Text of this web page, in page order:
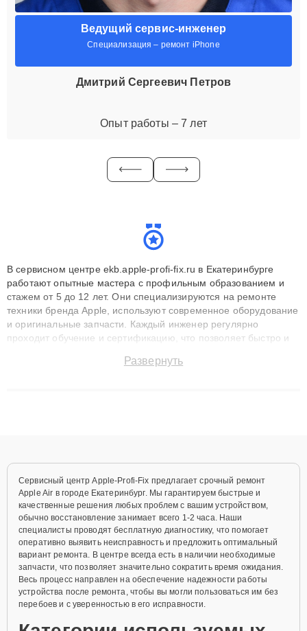
Ведущий сервис-инженер
Специализация – ремонт iPhone
Дмитрий Сергеевич Петров
Опыт работы – 7 лет
В сервисном центре ekb.apple-profi-fix.ru в Екатеринбурге
работают опытные мастера с профильным образованием и
стажем от 5 до 12 лет. Они специализируются на ремонте
техники бренда Apple, используют современное оборудование
и оригинальные запчасти. Каждый инженер регулярно
проходит обучение и сертификацию, что позволяет быстро и
сохранением гарантии до 3 лет. Наши мастера решают
Развернуть
Сервисный центр Apple-Profi-Fix предлагает срочный ремонт
Apple Air в городе Екатеринбург. Мы гарантируем быстрые и
качественные решения любых проблем с вашим устройством,
обычно восстановление занимает всего 1-2 часа. Наши
специалисты проводят бесплатную диагностику, что помогает
оперативно выявить неисправность и предложить оптимальный
вариант ремонта. В центре всегда есть в наличии необходимые
запчасти, что позволяет значительно сократить время ожидания.
Весь процесс направлен на обеспечение надежности работы
устройства после ремонта, чтобы вы могли пользоваться им без
перебоев и с уверенностью в его исправности.